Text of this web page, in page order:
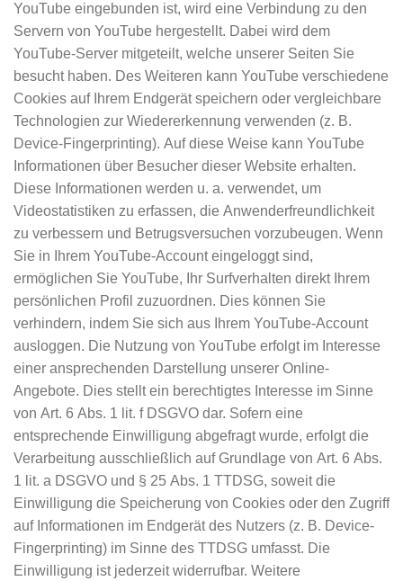
YouTube eingebunden ist, wird eine Verbindung zu den
Servern von YouTube hergestellt. Dabei wird dem
YouTube-Server mitgeteilt, welche unserer Seiten Sie
besucht haben. Des Weiteren kann YouTube verschiedene
Cookies auf Ihrem Endgerät speichern oder vergleichbare
Technologien zur Wiedererkennung verwenden (z. B.
Device-Fingerprinting). Auf diese Weise kann YouTube
Informationen über Besucher dieser Website erhalten.
Diese Informationen werden u. a. verwendet, um
Videostatistiken zu erfassen, die Anwenderfreundlichkeit
zu verbessern und Betrugsversuchen vorzubeugen. Wenn
Sie in Ihrem YouTube-Account eingeloggt sind,
ermöglichen Sie YouTube, Ihr Surfverhalten direkt Ihrem
persönlichen Profil zuzuordnen. Dies können Sie
verhindern, indem Sie sich aus Ihrem YouTube-Account
ausloggen. Die Nutzung von YouTube erfolgt im Interesse
einer ansprechenden Darstellung unserer Online-
Angebote. Dies stellt ein berechtigtes Interesse im Sinne
von Art. 6 Abs. 1 lit. f DSGVO dar. Sofern eine
entsprechende Einwilligung abgefragt wurde, erfolgt die
Verarbeitung ausschließlich auf Grundlage von Art. 6 Abs.
1 lit. a DSGVO und § 25 Abs. 1 TTDSG, soweit die
Einwilligung die Speicherung von Cookies oder den Zugriff
auf Informationen im Endgerät des Nutzers (z. B. Device-
Fingerprinting) im Sinne des TTDSG umfasst. Die
Einwilligung ist jederzeit widerrufbar. Weitere